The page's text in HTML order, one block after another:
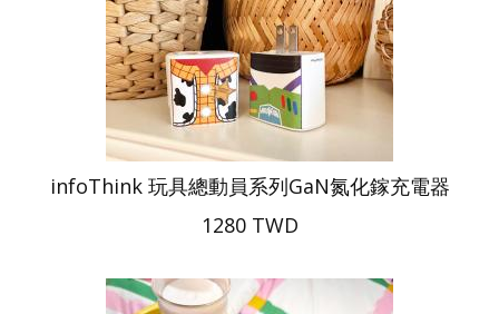
infoThink 玩具總動員系列GaN氮化鎵充電器
1280 TWD